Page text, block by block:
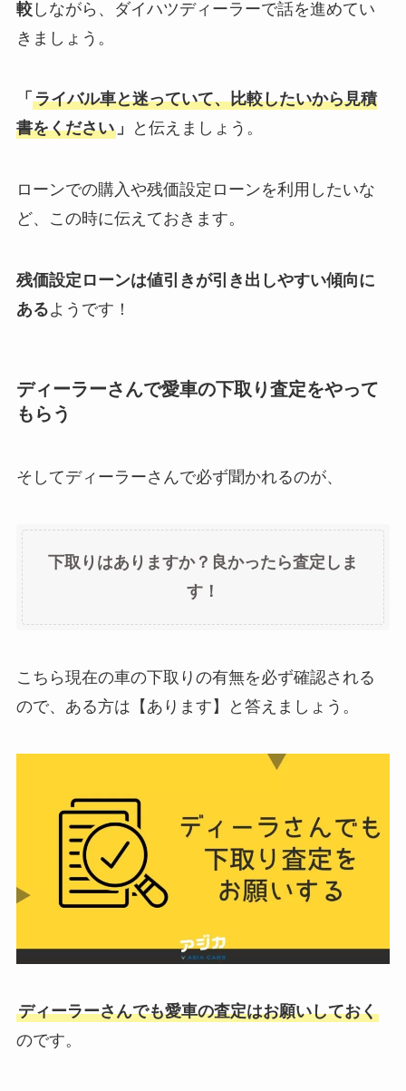
較しながら、ダイハツディーラーで話を進めてい
きましょう。
「 ライバル車と迷っていて、比較したいから見積
書をください」 と伝えましょう。
ローンでの購入や残価設定ローンを利用したいな
ど、この時に伝えておきます。
残価設定ローンは値引きが引き出しやすい傾向に
あるようです！
ディーラーさんで愛車の下取り査定をやって
もらう
そしてディーラーさんで必ず聞かれるのが、
下取りはありますか？良かったら査定しま
す！
こちら現在の車の下取りの有無を必ず確認される
ので、ある方は【あります】と答えましょう。
ディーラーさんでも愛車の査定はお願いしておく
のです。